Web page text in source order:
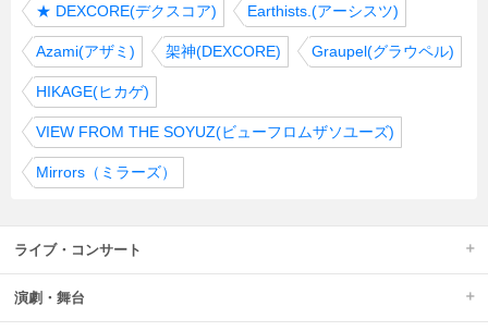
★ DEXCORE(デクスコア) Earthists.(アーシスツ)
Azami(アザミ) 架神(DEXCORE) Graupel(グラウペル)
HIKAGE(ヒカゲ)
VIEW FROM THE SOYUZ(ビューフロムザソユーズ)
Mirrors（ミラーズ）
ライブ・コンサート
演劇・舞台